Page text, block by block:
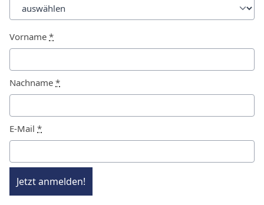
Vorname *
Nachname *
E-Mail *
Jetzt anmelden!